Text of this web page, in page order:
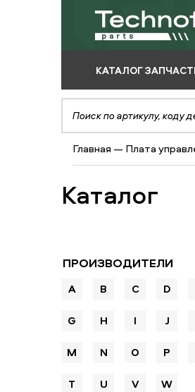
КАТАЛОГ
ПО
ПО ВИДУ
ОБОРУДОВАНИЯ
ПО ТИПУ
Главная — Плата
Каталог
ПРОИЗВОДИТЕЛИ
A B C D
G H I J
M N O P
T U V W